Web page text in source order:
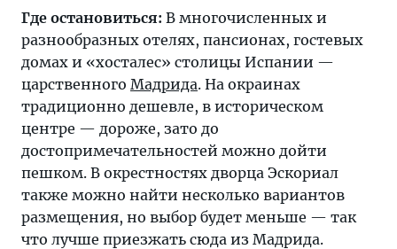
Где остановиться: В многочисленных и
разнообразных отелях, пансионах, гостевых
домах и «хосталес» столицы Испании —
царственного Мадрида. На окраинах
традиционно дешевле, в историческом
центре — дороже, зато до
достопримечательностей можно дойти
пешком. В окрестностях дворца Эскориал
также можно найти несколько вариантов
размещения, но выбор будет меньше — так
что лучше приезжать сюда из Мадрида.